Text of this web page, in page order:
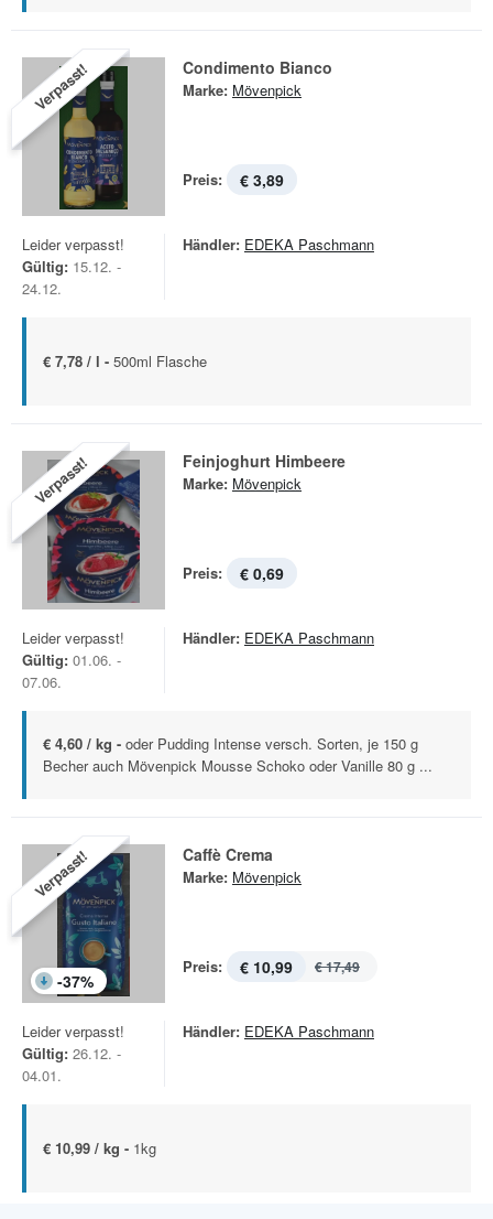
Verpasst! Condimento Bianco
Marke: Mövenpick
Preis: € 3,89
Leider verpasst!
Gültig: 15.12. -
24.12.
Händler: EDEKA Paschmann
€ 7,78 / l - 500ml Flasche
Verpasst! Feinjoghurt Himbeere
Marke: Mövenpick
Preis: € 0,69
Leider verpasst!
Gültig: 01.06. -
07.06.
Händler: EDEKA Paschmann
€ 4,60 / kg - oder Pudding Intense versch. Sorten, je 150 g
Becher auch Mövenpick Mousse Schoko oder Vanille 80 g ...
Verpasst!
-37%
Caffè Crema
Marke: Mövenpick
Preis: € 10,99 € 17,49
Leider verpasst!
Gültig: 26.12. -
04.01.
Händler: EDEKA Paschmann
€ 10,99 / kg - 1kg